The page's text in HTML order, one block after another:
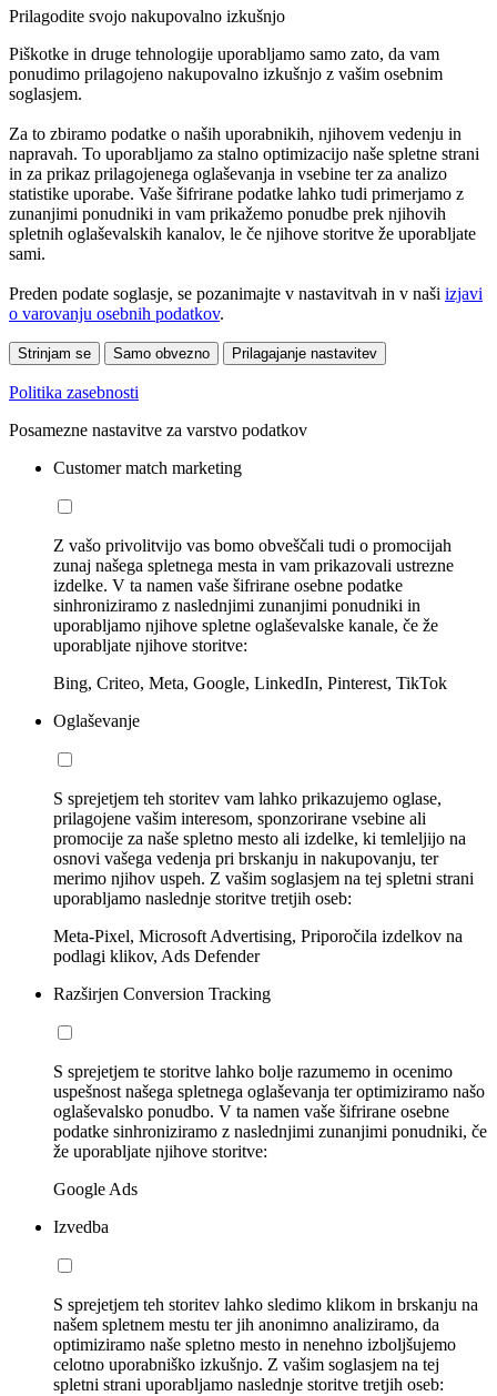
Prilagodite svojo nakupovalno izkušnjo
Piškotke in druge tehnologije uporabljamo samo zato, da vam
ponudimo prilagojeno nakupovalno izkušnjo z vašim osebnim
soglasjem.
Za to zbiramo podatke o naših uporabnikih, njihovem vedenju in
napravah. To uporabljamo za stalno optimizacijo naše spletne strani
in za prikaz prilagojenega oglaševanja in vsebine ter za analizo
statistike uporabe. Vaše šifrirane podatke lahko tudi primerjamo z
zunanjimi ponudniki in vam prikažemo ponudbe prek njihovih
spletnih oglaševalskih kanalov, le če njihove storitve že uporabljate
sami.
Preden podate soglasje, se pozanimajte v nastavitvah in v naši izjavi
o varovanju osebnih podatkov.
Strinjam se Samo obvezno Prilagajanje nastavitev
Politika zasebnosti
Posamezne nastavitve za varstvo podatkov
Customer match marketing
Z vašo privolitvijo vas bomo obveščali tudi o promocijah
zunaj našega spletnega mesta in vam prikazovali ustrezne
izdelke. V ta namen vaše šifrirane osebne podatke
sinhroniziramo z naslednjimi zunanjimi ponudniki in
uporabljamo njihove spletne oglaševalske kanale, če že
uporabljate njihove storitve:
Bing, Criteo, Meta, Google, LinkedIn, Pinterest, TikTok
Oglaševanje
S sprejetjem teh storitev vam lahko prikazujemo oglase,
prilagojene vašim interesom, sponzorirane vsebine ali
promocije za naše spletno mesto ali izdelke, ki temleljijo na
osnovi vašega vedenja pri brskanju in nakupovanju, ter
merimo njihov uspeh. Z vašim soglasjem na tej spletni strani
uporabljamo naslednje storitve tretjih oseb:
Meta-Pixel, Microsoft Advertising, Priporočila izdelkov na
podlagi klikov, Ads Defender
Razširjen Conversion Tracking
S sprejetjem te storitve lahko bolje razumemo in ocenimo
uspešnost našega spletnega oglaševanja ter optimiziramo našo
oglaševalsko ponudbo. V ta namen vaše šifrirane osebne
podatke sinhroniziramo z naslednjimi zunanjimi ponudniki, če
že uporabljate njihove storitve:
Google Ads
Izvedba
S sprejetjem teh storitev lahko sledimo klikom in brskanju na
našem spletnem mestu ter jih anonimno analiziramo, da
optimiziramo naše spletno mesto in nenehno izboljšujemo
celotno uporabniško izkušnjo. Z vašim soglasjem na tej
spletni strani uporabljamo naslednje storitve tretjih oseb: